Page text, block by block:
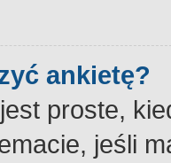
ankietę?
proste,
jeśli